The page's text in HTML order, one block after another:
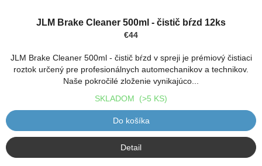
JLM Brake Cleaner 500ml - čistič bŕzd 12ks
€44
JLM Brake Cleaner 500ml - čistič bŕzd v spreji je prémiový čistiaci
roztok určený pre profesionálnych automechanikov a technikov.
Naše pokročilé zloženie vynikajúco...
SKLADOM (>5 KS)
Do košíka
Detail